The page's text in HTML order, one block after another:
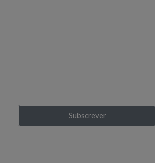
Subscrever